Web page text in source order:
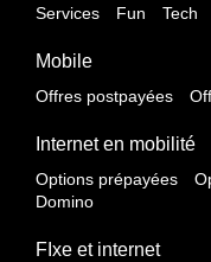
Services Fun Tech
Mobile
Offres postpayées
Internet en mobilité
Options prépayées
Domino
FIxe et internet